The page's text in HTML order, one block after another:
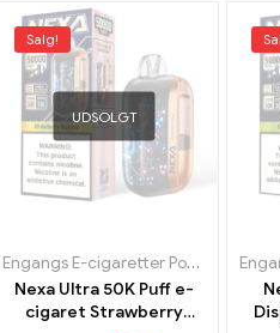
,Engangs e-cigaretter Sverige
Salg!
UDSOLGT
Engangs E-cigaretter Portugal ,
Nexa Ultra 50K Puff e-
cigaret Strawberry